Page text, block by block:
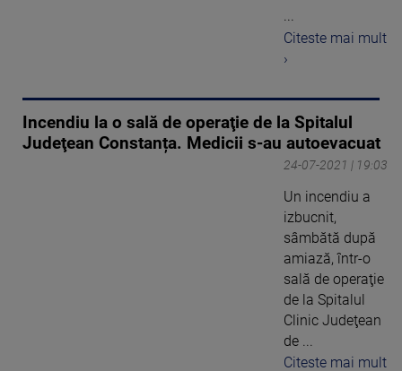
...
Citeste mai mult
›
Incendiu la o sală de operaţie de la Spitalul
Judeţean Constanța. Medicii s-au autoevacuat
24-07-2021 | 19:03
Un incendiu a
izbucnit,
sâmbătă după
amiază, într-o
sală de operaţie
de la Spitalul
Clinic Judeţean
de ...
Citeste mai mult